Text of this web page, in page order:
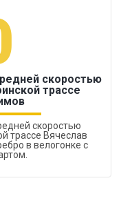
скоростью
трассе
скоростью
трассе Вячеслав
в велогонке с